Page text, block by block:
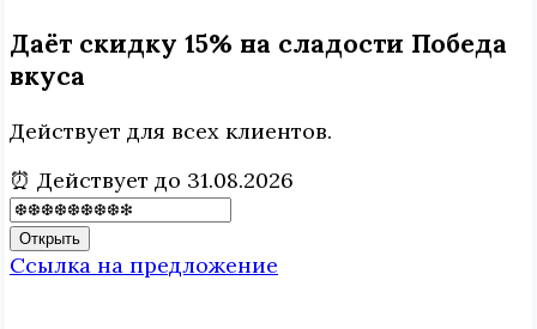
Даёт скидку 15% на сладости Победа
вкуса
Действует для всех клиентов.
⏰ Действует до 31.08.2026
Открыть
Ссылка на предложение